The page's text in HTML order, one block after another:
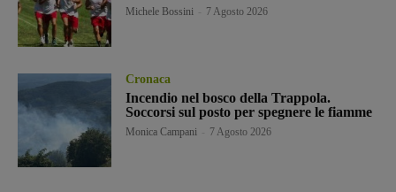
Michele Bossini 7 Agosto 2026
Cronaca
Incendio nel bosco della Trappola.
Soccorsi sul posto per spegnere le fiamme
Monica Campani 7 Agosto 2026